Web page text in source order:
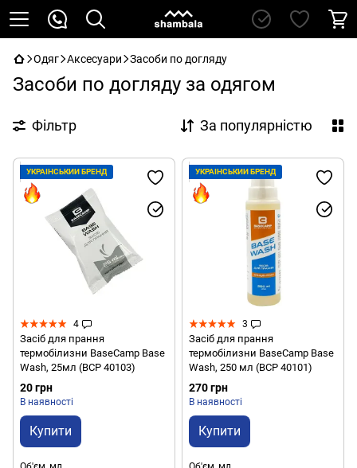
Одяг Аксесуари Засоби по догляду
Засоби по догляду за одягом
Фільтр За популярністю
УКРАЇНСЬКИЙ БРЕНД
4
Засіб для прання
термобілизни BaseCamp Base
Wash, 25мл (BCP 40103)
20 грн
В наявності
Купити
УКРАЇНСЬКИЙ БРЕНД
3
Засіб для прання
термобілизни BaseCamp Base
Wash, 250 мл (BCP 40101)
270 грн
В наявності
Купити